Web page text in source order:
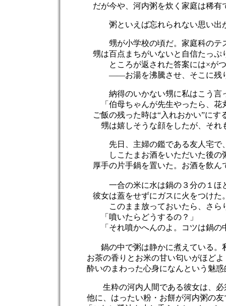
だが今や、河内粥を炊く家庭は稀有
粥といえば忘れられない思い出
甥が小学校の頃だ。家庭科のテ
甥は百点まちがいないと自信たっぷり
ところが返された答案には×が
――お湯を沸騰させ、そこに残
納得のいかない甥に私はこう言
「伯母ちゃんが先生やったら、
ご飯の残った時は“入れおかい”にする
甥は嬉しそうな顔をしたが、それ
先日、主婦の鑑である友人宅
しこたまお酒をいただいた後
厚手の片手鍋を置いた。お酒を飲んで
一合の米に水は鍋の３分の１ほ
彼女は蓋をせずにガスに火をつけた。
このまま放っておいたら、さ
「噴いたらどうするの？」
「それ噴かへんのよ。コツは鍋
鍋の中で粥は静かに煮えている。
お茶の香りとお米の甘い匂いがほどよ
酔いのまわった心身になんという魅惑
生粋の河内人間である彼女は、
他に、はったい粉・お餅が河内粥の友